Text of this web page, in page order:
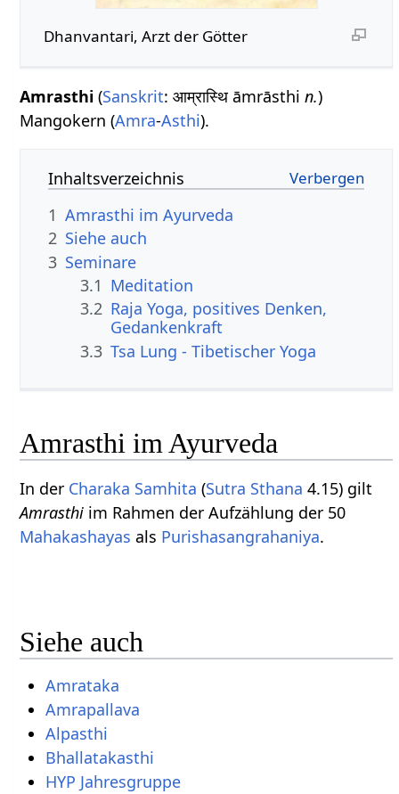
Dhanvantari, Arzt der Götter
Amrasthi (Sanskrit: आम्रास्थि āmrāsthin.)
Mangokern (Amra-Asthi).
Inhaltsverzeichnis
1 Amrasthi im Ayurveda
2 Siehe auch
3 Seminare
3.1 Meditation
3.2 Raja Yoga, positives Denken,
Gedankenkraft
3.3 Tsa Lung - Tibetischer Yoga
Amrasthi im Ayurveda
In der Charaka Samhita (Sutra Sthana 4.15) gilt
Amrasthi im Rahmen der Aufzählung der 50
Mahakashayas als Purishasangrahaniya.
Siehe auch
Amrataka
Amrapallava
Alpasthi
Bhallatakasthi
HYP Jahresgruppe